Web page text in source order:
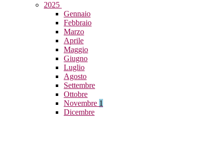
2025
Gennaio
Febbraio
Marzo
Aprile
Maggio
Giugno
Luglio
Agosto
Settembre
Ottobre
Novembre 1
Dicembre